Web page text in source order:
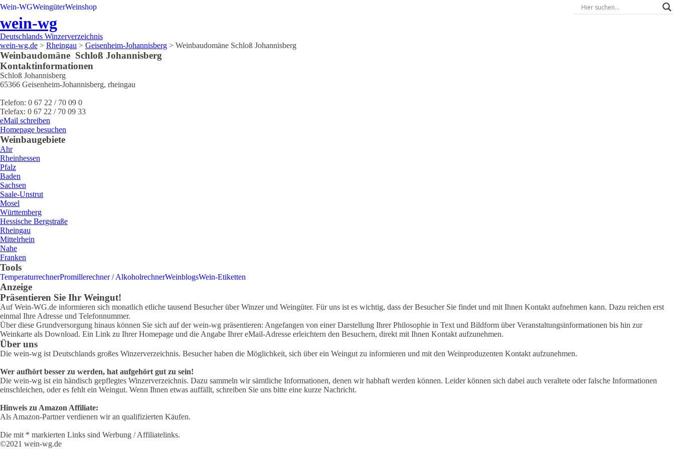
Wein-WGWeingüterWeinshop
wein-wg
Deutschlands Winzerverzeichnis
wein-wg.de > Rheingau > Geisenheim-Johannisberg > Weinbaudomäne Schloß Johannisberg
Weinbaudomäne Schloß Johannisberg
Kontaktinformationen
Schloß Johannisberg
65366 Geisenheim-Johannisberg, rheingau
Telefon: 0 67 22 / 70 09 0
Telefax: 0 67 22 / 70 09 33
eMail schreiben
Homepage besuchen
Weinbaugebiete
Ahr
Rheinhessen
Pfalz
Baden
Sachsen
Saale-Unstrut
Mosel
Württemberg
Hessische Bergstraße
Rheingau
Mittelrhein
Nahe
Franken
Tools
TemperaturrechnerPromillerechner / AlkoholrechnerWeinblogsWein-Etiketten
Anzeige
Präsentieren Sie Ihr Weingut!
Auf Wein-WG.de informieren sich monatlich etliche tausend Besucher über Winzer und Weingüter. Für uns ist es wichtig, dass der Besucher Sie findet und mit Ihnen Kontakt aufnehmen kann. Dazu reichen erst
einmal Ihre Adresse und Telefonnummer.
Über diese Grundversorgung hinaus können Sie sich auf der wein-wg präsentieren: Angefangen von einer Darstellung Ihrer Philosophie in Text und Bildform über Veranstaltungsinformationen bis hin zur
Weinkarte als Download. Ein Link zu Ihrer Homepage und die Angabe Ihrer eMail-Adresse erleichtern den Besuchern, direkt mit Ihnen Kontakt aufzunehmen.
Über uns
Die wein-wg ist Deutschlands großes Winzerverzeichnis. Besucher haben die Möglichkeit, sich über ein Weingut zu informieren und mit den Weinproduzenten Kontakt aufzunehmen.
Wer aufhört besser zu werden, hat aufgehört gut zu sein!
Die wein-wg ist ein händisch gepflegtes Winzerverzeichnis. Dazu sammeln wir sämtliche Informationen, denen wir habhaft werden können. Leider können sich dabei auch veraltete oder falsche Informationen
einschleichen, oder es fehlt ein Weingut. Wenn Ihnen etwas auffällt, schreiben Sie uns bitte eine kurze Nachricht.
Hinweis zu Amazon Affiliate:
Als Amazon-Partner verdienen wir an qualifizierten Käufen.
Die mit * markierten Links sind Werbung / Affiliatelinks.
©2021 wein-wg.de